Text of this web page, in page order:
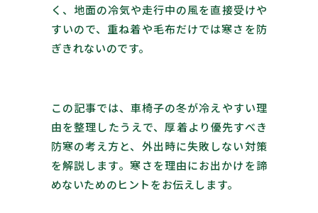
く、地面の冷気や走行中の風を直接受けや
すいので、重ね着や毛布だけでは寒さを防
ぎきれないのです。
この記事では、車椅子の冬が冷えやすい理
由を整理したうえで、厚着より優先すべき
防寒の考え方と、外出時に失敗しない対策
を解説します。寒さを理由にお出かけを諦
めないためのヒントをお伝えします。